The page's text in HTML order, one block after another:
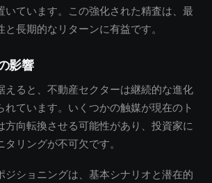
いています。この強化された精査は、最
長期的なリターンに有益です。
影響
えると、不動産セクターは継続的な進化
れています。いくつかの触媒が現在のト
方向転換させる可能性があり、投資家に
リングが不可欠です。
ジショニングは、基本シナリオと潜在的